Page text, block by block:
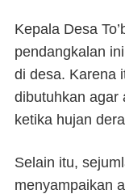
Kepala Desa
pendangkalan
di desa. Karena
dibutuhkan agar
ketika hujan
Selain itu,
menyampaikan